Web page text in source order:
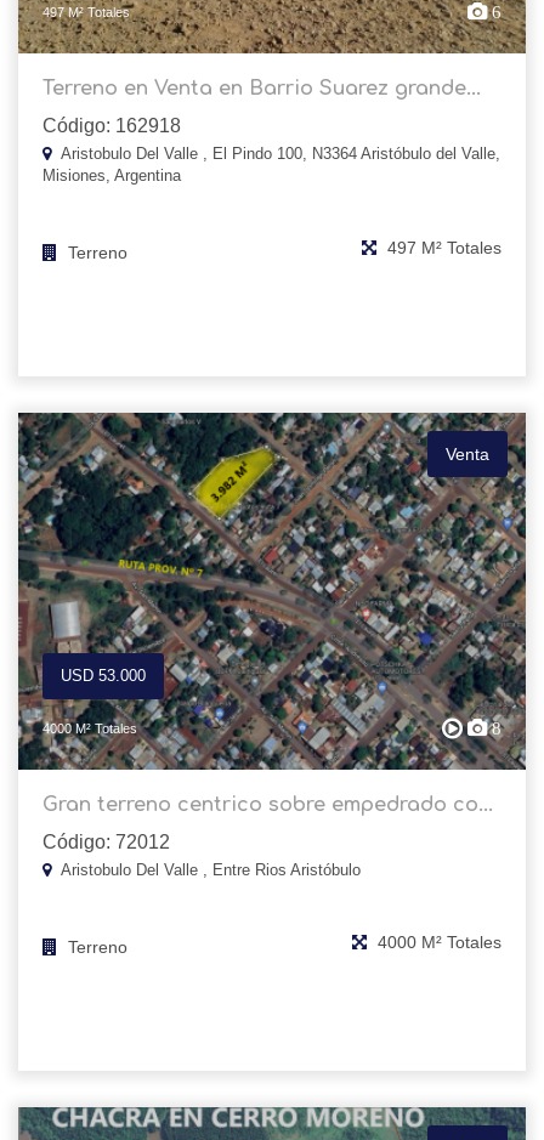
497 M² Totales 6
Terreno en Venta en Barrio Suarez grande...
Código: 162918
Aristobulo Del Valle , El Pindo 100, N3364 Aristóbulo del Valle,
Misiones, Argentina
Terreno 497 M² Totales
Venta
USD 53.000
4000 M² Totales 8
Gran terreno centrico sobre empedrado co...
Código: 72012
Aristobulo Del Valle , Entre Rios Aristóbulo
Terreno 4000 M² Totales